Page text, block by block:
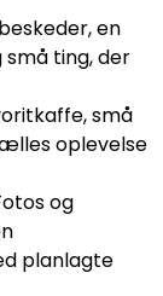
en
ting, der
små
oplevelse
og
planlagte